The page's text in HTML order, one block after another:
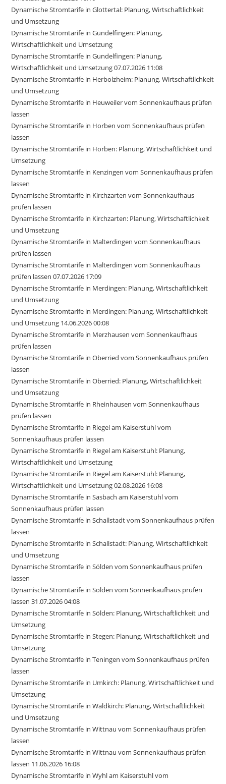
Dynamische Stromtarife in Glottertal: Planung, Wirtschaftlichkeit
und Umsetzung
Dynamische Stromtarife in Gundelfingen: Planung,
Wirtschaftlichkeit und Umsetzung
Dynamische Stromtarife in Gundelfingen: Planung,
Wirtschaftlichkeit und Umsetzung 07.07.2026 11:08
Dynamische Stromtarife in Herbolzheim: Planung, Wirtschaftlichkeit
und Umsetzung
Dynamische Stromtarife in Heuweiler vom Sonnenkaufhaus prüfen
lassen
Dynamische Stromtarife in Horben vom Sonnenkaufhaus prüfen
lassen
Dynamische Stromtarife in Horben: Planung, Wirtschaftlichkeit und
Umsetzung
Dynamische Stromtarife in Kenzingen vom Sonnenkaufhaus prüfen
lassen
Dynamische Stromtarife in Kirchzarten vom Sonnenkaufhaus
prüfen lassen
Dynamische Stromtarife in Kirchzarten: Planung, Wirtschaftlichkeit
und Umsetzung
Dynamische Stromtarife in Malterdingen vom Sonnenkaufhaus
prüfen lassen
Dynamische Stromtarife in Malterdingen vom Sonnenkaufhaus
prüfen lassen 07.07.2026 17:09
Dynamische Stromtarife in Merdingen: Planung, Wirtschaftlichkeit
und Umsetzung
Dynamische Stromtarife in Merdingen: Planung, Wirtschaftlichkeit
und Umsetzung 14.06.2026 00:08
Dynamische Stromtarife in Merzhausen vom Sonnenkaufhaus
prüfen lassen
Dynamische Stromtarife in Oberried vom Sonnenkaufhaus prüfen
lassen
Dynamische Stromtarife in Oberried: Planung, Wirtschaftlichkeit
und Umsetzung
Dynamische Stromtarife in Rheinhausen vom Sonnenkaufhaus
prüfen lassen
Dynamische Stromtarife in Riegel am Kaiserstuhl vom
Sonnenkaufhaus prüfen lassen
Dynamische Stromtarife in Riegel am Kaiserstuhl: Planung,
Wirtschaftlichkeit und Umsetzung
Dynamische Stromtarife in Riegel am Kaiserstuhl: Planung,
Wirtschaftlichkeit und Umsetzung 02.08.2026 16:08
Dynamische Stromtarife in Sasbach am Kaiserstuhl vom
Sonnenkaufhaus prüfen lassen
Dynamische Stromtarife in Schallstadt vom Sonnenkaufhaus prüfen
lassen
Dynamische Stromtarife in Schallstadt: Planung, Wirtschaftlichkeit
und Umsetzung
Dynamische Stromtarife in Sölden vom Sonnenkaufhaus prüfen
lassen
Dynamische Stromtarife in Sölden vom Sonnenkaufhaus prüfen
lassen 31.07.2026 04:08
Dynamische Stromtarife in Sölden: Planung, Wirtschaftlichkeit und
Umsetzung
Dynamische Stromtarife in Stegen: Planung, Wirtschaftlichkeit und
Umsetzung
Dynamische Stromtarife in Teningen vom Sonnenkaufhaus prüfen
lassen
Dynamische Stromtarife in Umkirch: Planung, Wirtschaftlichkeit und
Umsetzung
Dynamische Stromtarife in Waldkirch: Planung, Wirtschaftlichkeit
und Umsetzung
Dynamische Stromtarife in Wittnau vom Sonnenkaufhaus prüfen
lassen
Dynamische Stromtarife in Wittnau vom Sonnenkaufhaus prüfen
lassen 11.06.2026 16:08
Dynamische Stromtarife in Wyhl am Kaiserstuhl vom